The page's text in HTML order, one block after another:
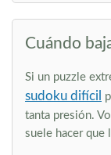
Cuándo
Si un puzzle
sudoku difícil
tanta presión.
suele hacer que